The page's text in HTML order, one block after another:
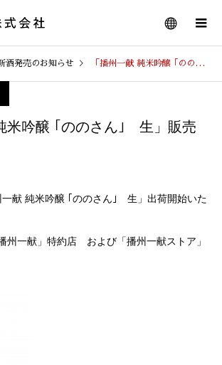
酒発売のお知らせ 「播州一献 純米吟醸 ｢ののさん｣ 生」販売中です。
米吟醸 ｢ののさん｣ 生」販売
一献 純米吟醸 ｢ののさん｣ 生」出荷開始いた
州一献」特約店 および「播州一献ストア」